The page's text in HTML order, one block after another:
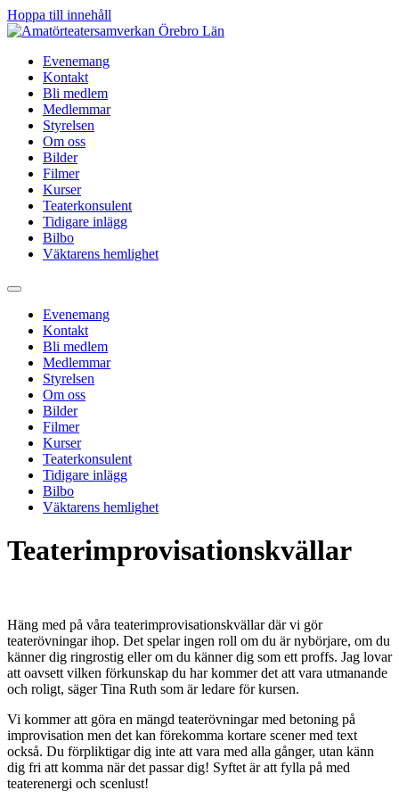
Hoppa till innehåll
Evenemang
Kontakt
Bli medlem
Medlemmar
Styrelsen
Om oss
Bilder
Filmer
Kurser
Teaterkonsulent
Tidigare inlägg
Bilbo
Väktarens hemlighet
Evenemang
Kontakt
Bli medlem
Medlemmar
Styrelsen
Om oss
Bilder
Filmer
Kurser
Teaterkonsulent
Tidigare inlägg
Bilbo
Väktarens hemlighet
Teaterimprovisationskvällar
Häng med på våra teaterimprovisationskvällar där vi gör
teaterövningar ihop. Det spelar ingen roll om du är nybörjare, om du
känner dig ringrostig eller om du känner dig som ett proffs. Jag lovar
att oavsett vilken förkunskap du har kommer det att vara utmanande
och roligt, säger Tina Ruth som är ledare för kursen.
Vi kommer att göra en mängd teaterövningar med betoning på
improvisation men det kan förekomma kortare scener med text
också. Du förpliktigar dig inte att vara med alla gånger, utan känn
dig fri att komma när det passar dig! Syftet är att fylla på med
teaterenergi och scenlust!